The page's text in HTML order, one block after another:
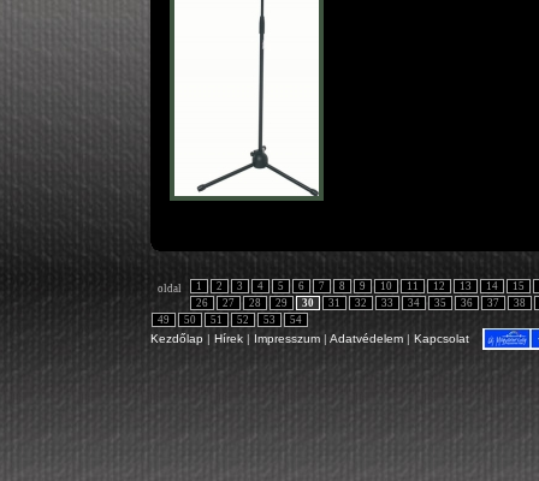
oldal 1 2 3 4 5 6 7 8 9 10 11 12 13 14
15
26
27 28 29 30 31 32 33 34 35 36 37
38
49
50 51 52 53 54
Kezdőlap | Hírek | Impresszum | Adatvédelem | Kapcsolat